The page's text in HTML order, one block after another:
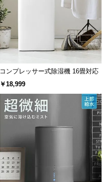
コンプレッサー式除湿機 16畳対応
￥18,999